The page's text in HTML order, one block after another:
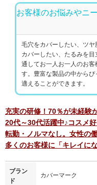
お客様のお悩みやニ
毛穴をカバーしたい、ツ
カバーしたい、たるみを
通してお一人お一人のお
す。豊富な製品の中から
適えることができます。
充実の研修！70％が未経験
20代～30代活躍中♪コスメ好
転勤・ノルマなし。女性の
多くのお客様に「キレイに
ブラン
ド
カバーマーク